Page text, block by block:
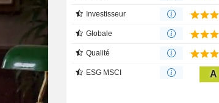
Investisseur
Globale
Qualité
ESG MSCI A